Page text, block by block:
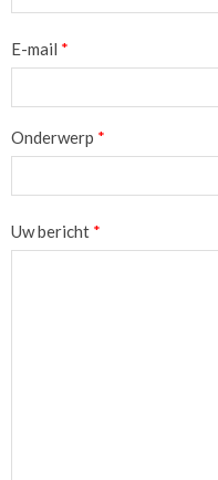
E-mail *
Onderwerp *
Uw bericht *